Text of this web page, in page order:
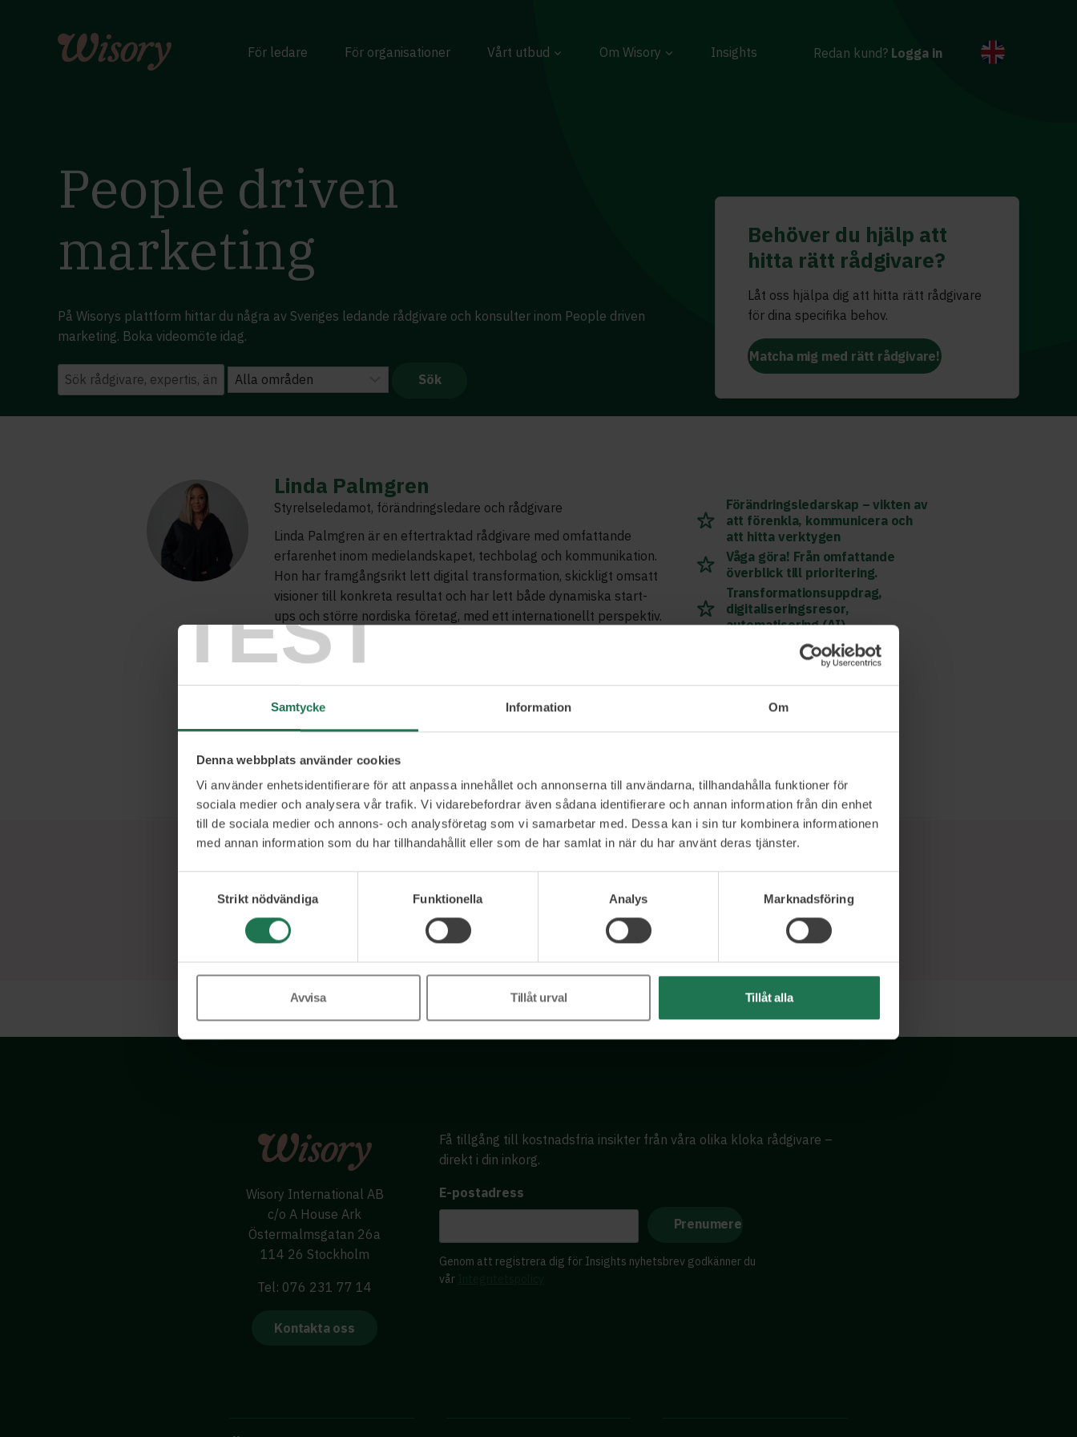
TEST
Samtycke Information Om
Denna webbplats använder cookies
Vi använder enhetsidentifierare för att anpassa innehållet och annonserna till användarna, tillhandahålla funktioner för
sociala medier och analysera vår trafik. Vi vidarebefordrar även sådana identifierare och annan information från din enhet
till de sociala medier och annons- och analysföretag som vi samarbetar med. Dessa kan i sin tur kombinera informationen
med annan information som du har tillhandahållit eller som de har samlat in när du har använt deras tjänster.
Strikt nödvändiga
Funktionella Analys Marknadsföring
Avvisa Tillåt urval Tillåt alla
För ledare För organisationer Vårt utbud Om Wisory Insights Redan kund? Logga in
People driven
marketing
På Wisorys plattform hittar du några av Sveriges ledande rådgivare och konsulter inom People driven
marketing. Boka videomöte idag.
Behöver du hjälp att
hitta rätt rådgivare?
Låt oss hjälpa dig att hitta rätt rådgivare
för dina specifika behov.
Matcha mig med rätt rådgivare!
Linda Palmgren
Styrelseledamot, förändringsledare och rådgivare
Linda Palmgren är en eftertraktad rådgivare med omfattande
erfarenhet inom medielandskapet, techbolag och kommunikation.
Hon har framgångsrikt lett digital transformation, skickligt omsatt
visioner till konkreta resultat och har lett både dynamiska start-
ups och större nordiska företag, med ett internationellt perspektiv.
Med sin inspirerande ledarstil och tro på hållbar förändring genom
genuint ledarskap, utmärker hon sig. Hon har nyligen breddat sina
fördjupar kunskap att forma kultur och organisation med AI’s
påverkan. Lindas engagemang för att förena teknik och mänsklig
potential gör henne till en värdefull resurs inom innovation och
förändringsledning som får effekt.
Förändringsledarskap – vikten av
att förenkla, kommunicera och
att hitta verktygen
Våga göra! Från omfattande
överblick till prioritering.
Transformationsuppdrag,
digitaliseringsresor,
automatisering (AI).
Ett urval av våra kunder
Wisory International AB
c/o A House Ark
Östermalmsgatan 26a
114 26 Stockholm
Tel: 076 231 77 14
Kontakta oss
Få tillgång till kostnadsfria insikter från våra olika kloka rådgivare –
direkt i din inkorg.
E-postadress
Genom att registrera dig för Insights nyhetsbrev godkänner du
vår